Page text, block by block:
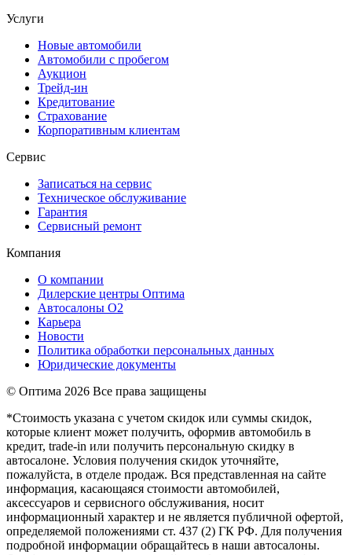
Услуги
Новые автомобили
Автомобили с пробегом
Аукцион
Трейд-ин
Кредитование
Страхование
Корпоративным клиентам
Сервис
Записаться на сервис
Техническое обслуживание
Гарантия
Сервисный ремонт
Компания
О компании
Дилерские центры Оптима
Автосалоны О2
Карьера
Новости
Политика обработки персональных данных
Юридические документы
© Оптима 2026 Все права защищены
*Стоимость указана с учетом скидок или суммы скидок,
которые клиент может получить, оформив автомобиль в
кредит, trade-in или получить персональную скидку в
автосалоне. Условия получения скидок уточняйте,
пожалуйста, в отделе продаж. Вся представленная на сайте
информация, касающаяся стоимости автомобилей,
аксессуаров и сервисного обслуживания, носит
информационный характер и не является публичной офертой,
определяемой положениями ст. 437 (2) ГК РФ. Для получения
подробной информации обращайтесь в наши автосалоны.